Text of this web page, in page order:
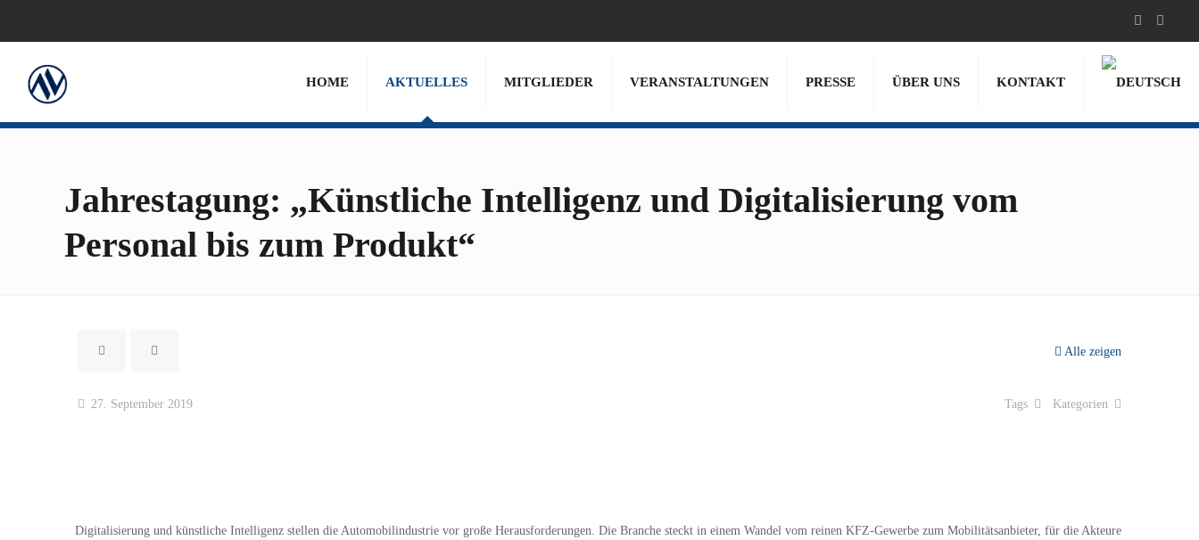
HOME AKTUELLES MITGLIEDER VERANSTALTUNGEN PRESSE ÜBER UNS KONTAKT
Jahrestagung: „Künstliche Intelligenz und Digitalisierung vom
Personal bis zum Produkt“
Alle zeigen
27. September 2019 Kategorien
Tags
Digitalisierung und künstliche Intelligenz stellen die Automobilindustrie vor große Herausforderungen. Die Branche steckt in einem Wandel vom reinen KFZ-Gewerbe zum Mobilitätsanbieter, für die Akteure